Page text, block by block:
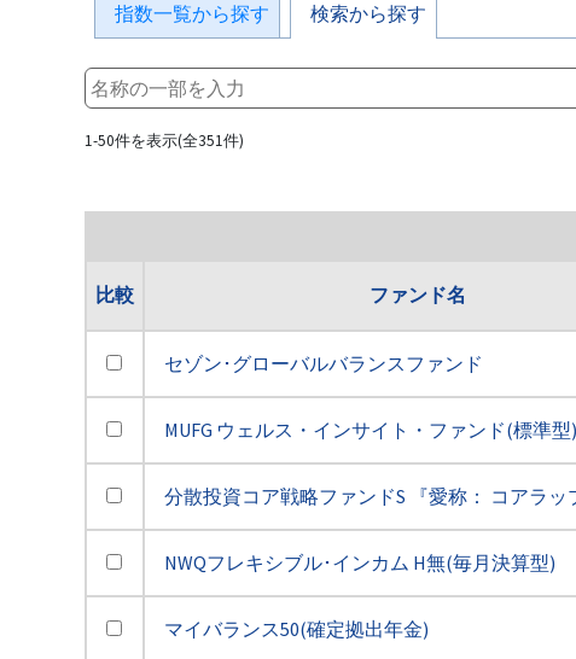
指数一覧から探す 検索から探す
1-50件を表示(全351件)
比較 ファンド名
セゾン･グローバルバランスファンド
MUFG ウェルス・インサイト・ファンド(標準型)
分散投資コア戦略ファンドS 『愛称： コアラッ
NWQフレキシブル･インカム H無(毎月決算型)
マイバランス50(確定拠出年金)